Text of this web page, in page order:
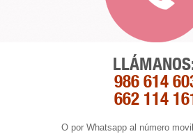
986 614
662 114
O por Whatsapp al número